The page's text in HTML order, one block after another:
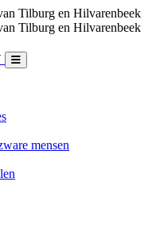
Tilburg en Hilvarenbeek
Tilburg en Hilvarenbeek
mensen